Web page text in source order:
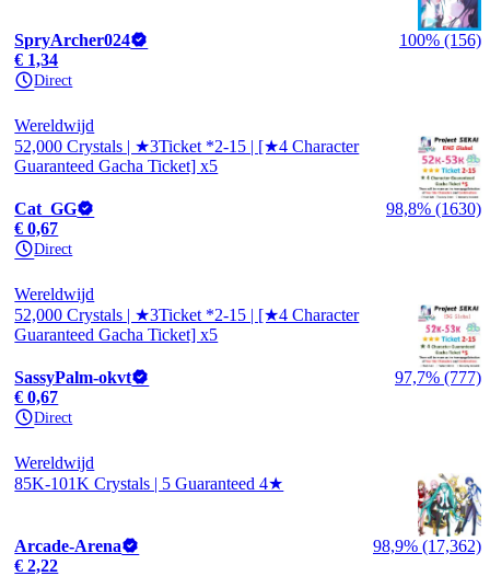
SpryArcher024
100% (156)
€ 1,34
Direct
Wereldwijd
52,000 Crystals | ★3Ticket *2-15 | [★4 Character
Guaranteed Gacha Ticket] x5
Cat_GG
98,8% (1630)
€ 0,67
Direct
Wereldwijd
52,000 Crystals | ★3Ticket *2-15 | [★4 Character
Guaranteed Gacha Ticket] x5
SassyPalm-okvt
97,7% (777)
€ 0,67
Direct
Wereldwijd
85K-101K Crystals | 5 Guaranteed 4★
Arcade-Arena
98,9% (17,362)
€ 2,22